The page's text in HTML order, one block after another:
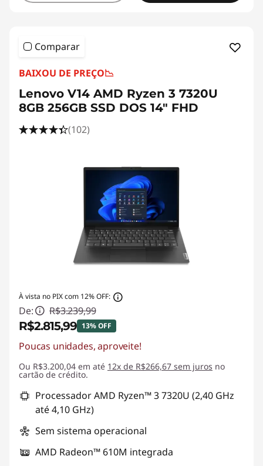
Comparar
BAIXOU DE PREÇO📉
Lenovo V14 AMD Ryzen 3 7320U
8GB 256GB SSD DOS 14" FHD
(102)
À vista no PIX com 12% OFF:
De: R$3.239,99
R$2.815,99 13% OFF
Economias instantâneas :
Poucas unidades, aproveite!
Ou R$3.200,04 em até 12x de R$266,67 sem juros no
cartão de crédito.
Processador AMD Ryzen™ 3 7320U (2,40 GHz
até 4,10 GHz)
Sem sistema operacional
AMD Radeon™ 610M integrada